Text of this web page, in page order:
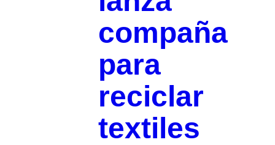
compaña
para
reciclar
textiles